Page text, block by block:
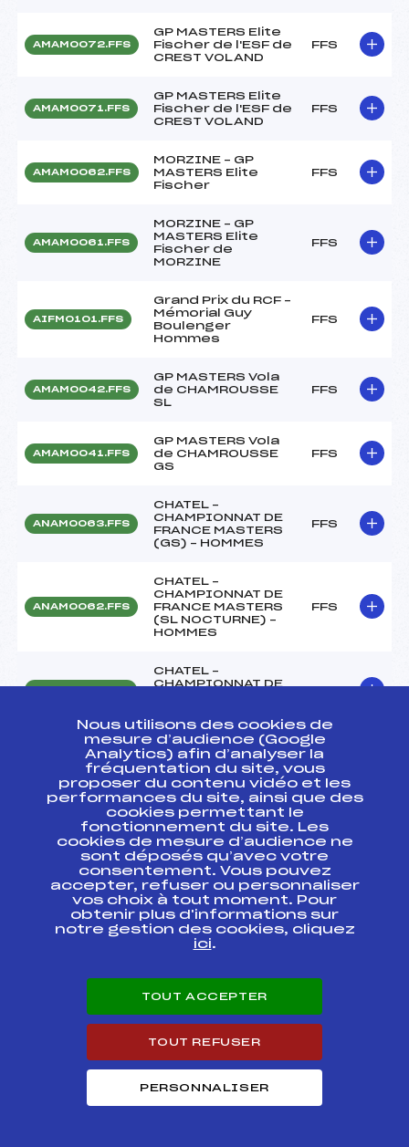
AMAM0072.FFS
GP MASTERS Elite
Fischer de l'ESF de
CREST VOLAND
FFS
AMAM0071.FFS
GP MASTERS Elite
Fischer de l'ESF de
CREST VOLAND
FFS
AMAM0062.FFS
MORZINE – GP
MASTERS Elite
Fischer
FFS
AMAM0061.FFS
MORZINE – GP
MASTERS Elite
Fischer de
MORZINE
FFS
AIFM0101.FFS
Grand Prix du RCF –
Mémorial Guy
Boulenger
Hommes
FFS
AMAM0042.FFS
GP MASTERS Vola
de CHAMROUSSE
SL
FFS
AMAM0041.FFS
GP MASTERS Vola
de CHAMROUSSE
GS
FFS
ANAM0063.FFS
CHATEL –
CHAMPIONNAT DE
FRANCE MASTERS
(GS) – HOMMES
FFS
ANAM0062.FFS
CHATEL –
CHAMPIONNAT DE
FRANCE MASTERS
(SL NOCTURNE) –
HOMMES
FFS
CHATEL –
CHAMPIONNAT DE
FFS
FRA0063
26th KANDAHAR
MASTERS –
INTERNATIONAL
MASTERS CUP
MEGEVE – GS
HOMMES B DU 31
JANVIER AU
FEVRIER 2014 –
FRA0060
26th KANDAHAR
MASTERS –
INTERNATIONAL
MASTERS CUP
MEGEVE – HOMMES
B DU 31 JANVIER AU
FEVRIER 2014 –
FIS
FRA0057
MASTERS –
INTERNATIONAL
MEGEVE – HOMMES
FIS
GP MASTERS Elite
Nous utilisons des cookies de
mesure d’audience (Google
Analytics) afin d’analyser la
fréquentation du site, vous
proposer du contenu vidéo et les
performances du site, ainsi que des
cookies permettant le
fonctionnement du site. Les
cookies de mesure d’audience ne
sont déposés qu’avec votre
consentement. Vous pouvez
accepter, refuser ou personnaliser
vos choix à tout moment. Pour
obtenir plus d'informations sur
notre gestion des cookies, cliquez
ici.
TOUT ACCEPTER
TOUT REFUSER
PERSONNALISER